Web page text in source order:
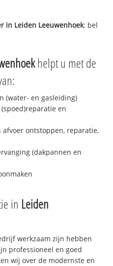
in Leiden Leeuwenhoek: bel
helpt u met de
(water- en gasleiding)
en
ontstoppen, reparatie,
(dakpannen en
in Leiden
werkzaam zijn hebben
professioneel en goed
wij over de modernste en